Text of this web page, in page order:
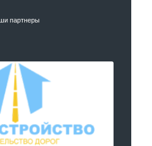
партнеры